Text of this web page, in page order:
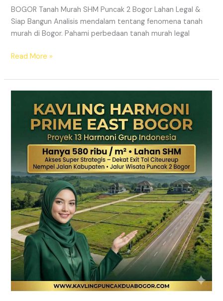
BOGOR Tanah Murah SHM Puncak 2 Bogor Lahan Legal &
Siap Bangun Analisis mendalam tentang fenomena tanah
murah di Bogor. Pahami perbedaan tanah murah legal
Read More »
Hanjawong
Puncak
Bogor
Gunung
&
SHM
Pecah
Sertifikat